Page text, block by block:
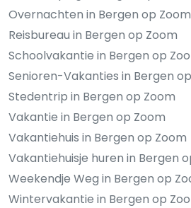
Overnachten in Bergen op Zoom
Reisbureau in Bergen op Zoom
Schoolvakantie in Bergen op
Senioren-Vakanties in Bergen
Stedentrip in Bergen op Zoom
Vakantie in Bergen op Zoom
Vakantiehuis in Bergen op Zoom
Vakantiehuisje huren in Bergen
Weekendje Weg in Bergen op
Wintervakantie in Bergen op